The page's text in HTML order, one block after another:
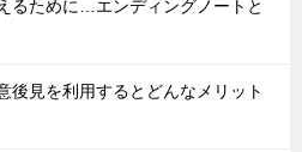
るために…エンディングノートと
後見を利用するとどんなメリット